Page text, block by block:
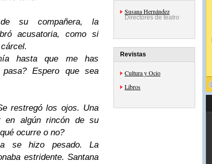
su compañera, la
acusatoria, como si
hasta que me has
Espero que sea
restregó los ojos. Una
en algún rincón de su
ocurre o no?
se hizo pesado. La
estridente. Santana
Susana Hernández
Directores de teatro
Revistas
Cultura y Ocio
Libros